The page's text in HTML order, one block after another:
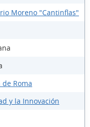
Moreno "Cantinflas"
Roma
y la Innovación